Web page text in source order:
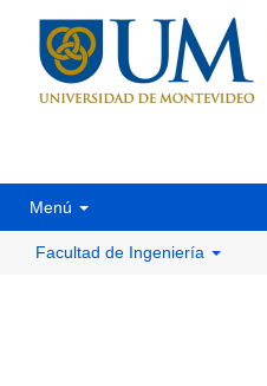
Menú
Facultad de Ingeniería